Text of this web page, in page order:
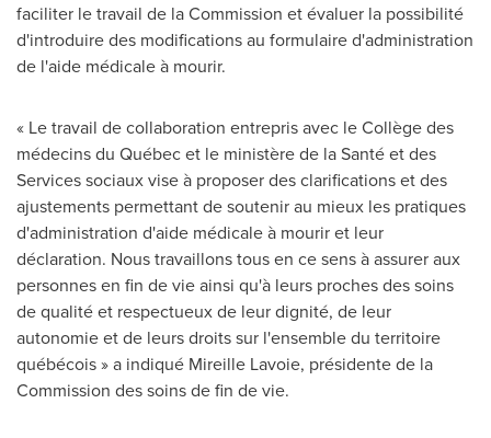
faciliter le travail de la Commission et évaluer la possibilité
d'introduire des modifications au formulaire d'administration
de l'aide médicale à mourir.
« Le travail de collaboration entrepris avec le Collège des
médecins du Québec et le ministère de la Santé et des
Services sociaux vise à proposer des clarifications et des
ajustements permettant de soutenir au mieux les pratiques
d'administration d'aide médicale à mourir et leur
déclaration. Nous travaillons tous en ce sens à assurer aux
personnes en fin de vie ainsi qu'à leurs proches des soins
de qualité et respectueux de leur dignité, de leur
autonomie et de leurs droits sur l'ensemble du territoire
québécois » a indiqué Mireille Lavoie, présidente de la
Commission des soins de fin de vie.